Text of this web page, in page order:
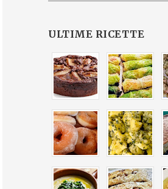
ULTIME RICETTE